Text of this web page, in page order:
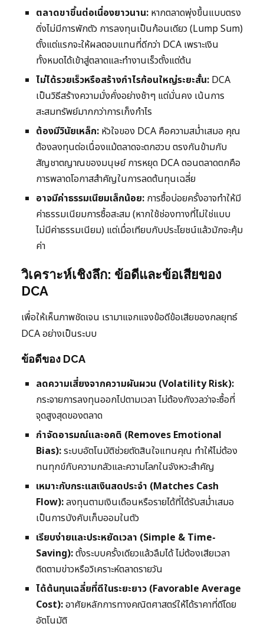
ตลาดขาขึ้นต่อเนื่องยาวนาน: หากตลาดพุ่งขึ้นแบบตรง
ดิ่งไม่มีการพักตัว การลงทุนเป็นก้อนเดียว (Lump Sum)
ตั้งแต่แรกจะให้ผลตอบแทนที่ดีกว่า DCA เพราะเงิน
ทั้งหมดได้เข้าสู่ตลาดและทำงานเร็วตั้งแต่ต้น
ไม่ได้รวยเร็วหรือสร้างกำไรก้อนใหญ่ระยะสั้น: DCA
เป็นวิธีสร้างความมั่งคั่งอย่างช้าๆ แต่มั่นคง เน้นการ
สะสมทรัพย์มากกว่าการเก็งกำไร
ต้องมีวินัยเหล็ก: หัวใจของ DCA คือความสม่ำเสมอ คุณ
ต้องลงทุนต่อเนื่องแม้ตลาดจะตกฮวบ ตรงกันข้ามกับ
สัญชาตญาณของมนุษย์ การหยุด DCA ตอนตลาดตกคือ
การพลาดโอกาสสำคัญในการลดต้นทุนเฉลี่ย
อาจมีค่าธรรมเนียมเล็กน้อย: การซื้อบ่อยครั้งอาจทำให้มี
ค่าธรรมเนียมการซื้อสะสม (หากใช้ช่องทางที่ไม่ใช่แบบ
ไม่มีค่าธรรมเนียม) แต่เมื่อเทียบกับประโยชน์แล้วมักจะคุ้ม
ค่า
วิเคราะห์เชิงลึก: ข้อดีและข้อเสียของ
DCA
เพื่อให้เห็นภาพชัดเจน เรามาแจกแจงข้อดีข้อเสียของกลยุทธ์
DCA อย่างเป็นระบบ
ข้อดีของ DCA
ลดความเสี่ยงจากความผันผวน (Volatility Risk):
กระจายการลงทุนออกไปตามเวลา ไม่ต้องกังวลว่าจะซื้อที่
จุดสูงสุดของตลาด
กำจัดอารมณ์และอคติ (Removes Emotional
Bias):ระบบอัตโนมัติช่วยตัดสินใจแทนคุณ ทำให้ไม่ต้อง
ทนทุกข์กับความกลัวและความโลภในจังหวะสำคัญ
เหมาะกับกระแสเงินสดประจำ (Matches Cash
Flow):ลงทุนตามเงินเดือนหรือรายได้ที่ได้รับสม่ำเสมอ
เป็นการบังคับเก็บออมในตัว
เรียบง่ายและประหยัดเวลา (Simple & Time-
Saving):ตั้งระบบครั้งเดียวแล้วลืมได้ ไม่ต้องเสียเวลา
ติดตามข่าวหรือวิเคราะห์ตลาดรายวัน
ได้ต้นทุนเฉลี่ยที่ดีในระยะยาว (Favorable Average
Cost):อาศัยหลักการทางคณิตศาสตร์ให้ได้ราคาที่ดีโดย
อัตโนมัติ